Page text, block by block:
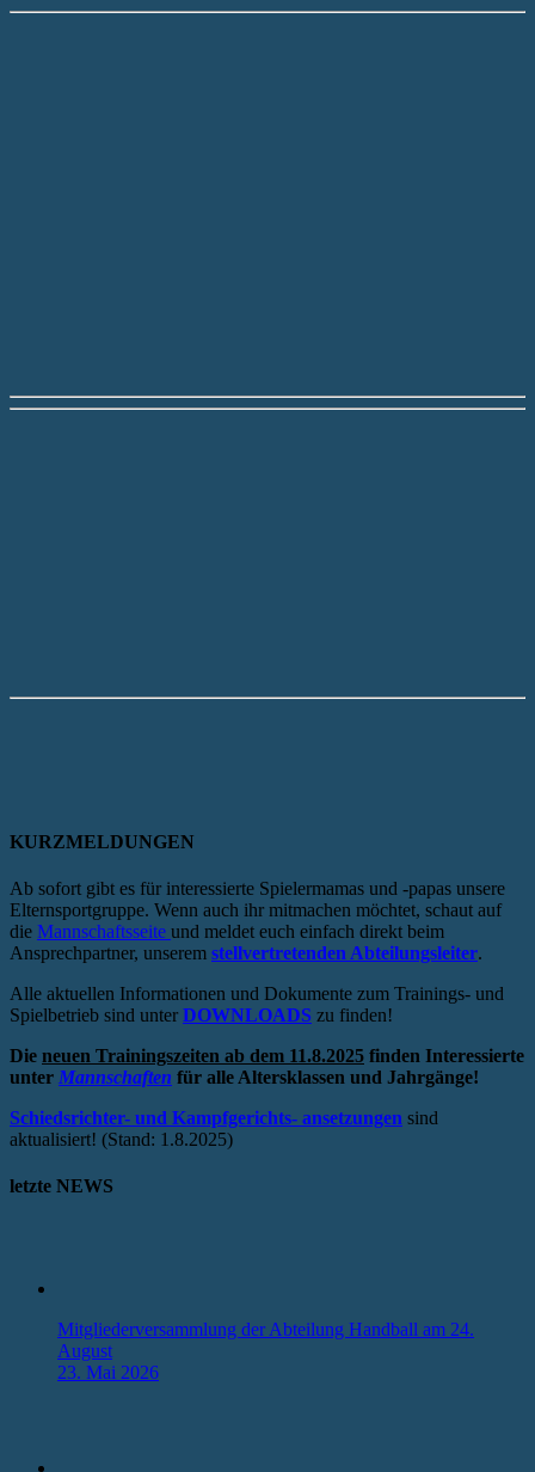
KURZMELDUNGEN
Ab sofort gibt es für interessierte Spielermamas und -papas unsere
Elternsportgruppe. Wenn auch ihr mitmachen möchtet, schaut auf
die Mannschaftsseite und meldet euch einfach direkt beim
Ansprechpartner, unserem stellvertretenden Abteilungsleiter.
Alle aktuellen Informationen und Dokumente zum Trainings- und
Spielbetrieb sind unter DOWNLOADS zu finden!
Die neuen Trainingszeiten ab dem 11.8.2025 finden Interessierte
unter Mannschaften für alle Altersklassen und Jahrgänge!
Schiedsrichter- und Kampfgerichts- ansetzungen sind
aktualisiert! (Stand: 1.8.2025)
letzte NEWS
Mitgliederversammlung der Abteilung Handball am 24.
August
23. Mai 2026